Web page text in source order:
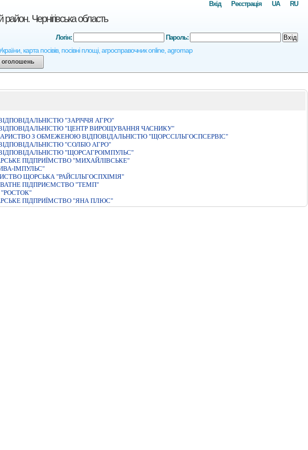
Чернігівська область
карта посівів, посівні площі, агросправочник online, agromap
RU
UA
Реєстрація
Вхід
Логін: Пароль: Вхід
оголошень
"ЗАРІЧЧЯ АГРО"
"ЦЕНТР ВИРОЩУВАННЯ ЧАСНИКУ"
З ОБМЕЖЕНОЮ ВIДПОВIДАЛЬНIСТЮ "ЩОРССIЛЬГОСПСЕРВIС"
"СОЛБIО АГРО"
"ЩОРСАГРОIМПУЛЬС"
ПIДПРИЇМСТВО "МИХАЙЛIВСЬКЕ"
ІМПУЛЬС"
ЩОРСЬКА "РАЙСІЛЬГОСПХІМІЯ"
ПIДПРИЄМСТВО "ТЕМП"
ПIДПРИЇМСТВО "ЯНА ПЛЮС"